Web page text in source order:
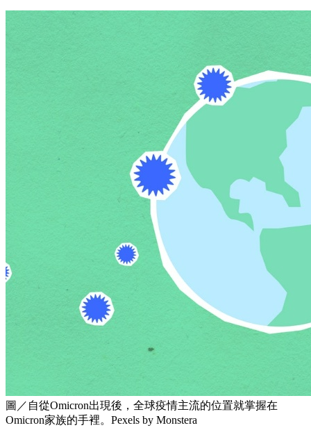
圖／自從Omicron出現後，全球疫情主流的位置就掌握在
Omicron家族的手裡。Pexels by Monstera